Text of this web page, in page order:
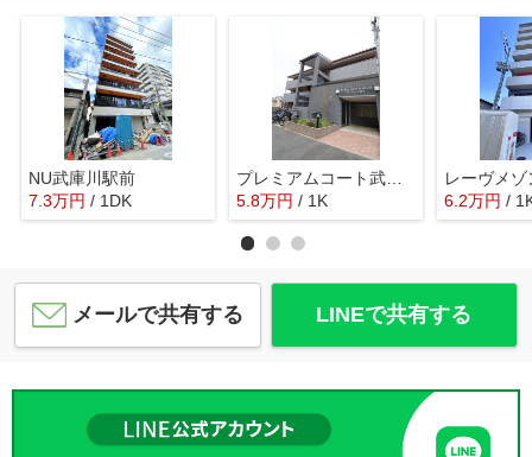
NU武庫川駅前
7.3万円 / 1DK
プレミアムコート武庫川
5.8万円 / 1K
レーヴメ
6.2万円 /
メールで共有する LINEで共有する